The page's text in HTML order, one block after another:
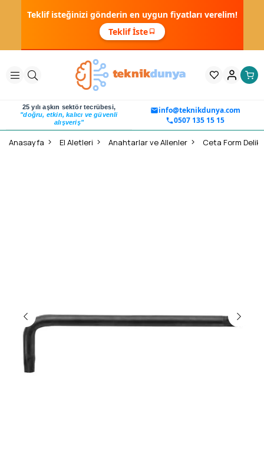
Teklif isteğinizi gönderin en uygun fiyatları verelim!
Teklif İste
25 yılı aşkın sektör tecrübesi,
"doğru, etkin, kalıcı ve güvenli
alışveriş"
info@teknikdunya.com
0507 135 15 15
Anasayfa El Aletleri Anahtarlar ve Allenler Ceta Form